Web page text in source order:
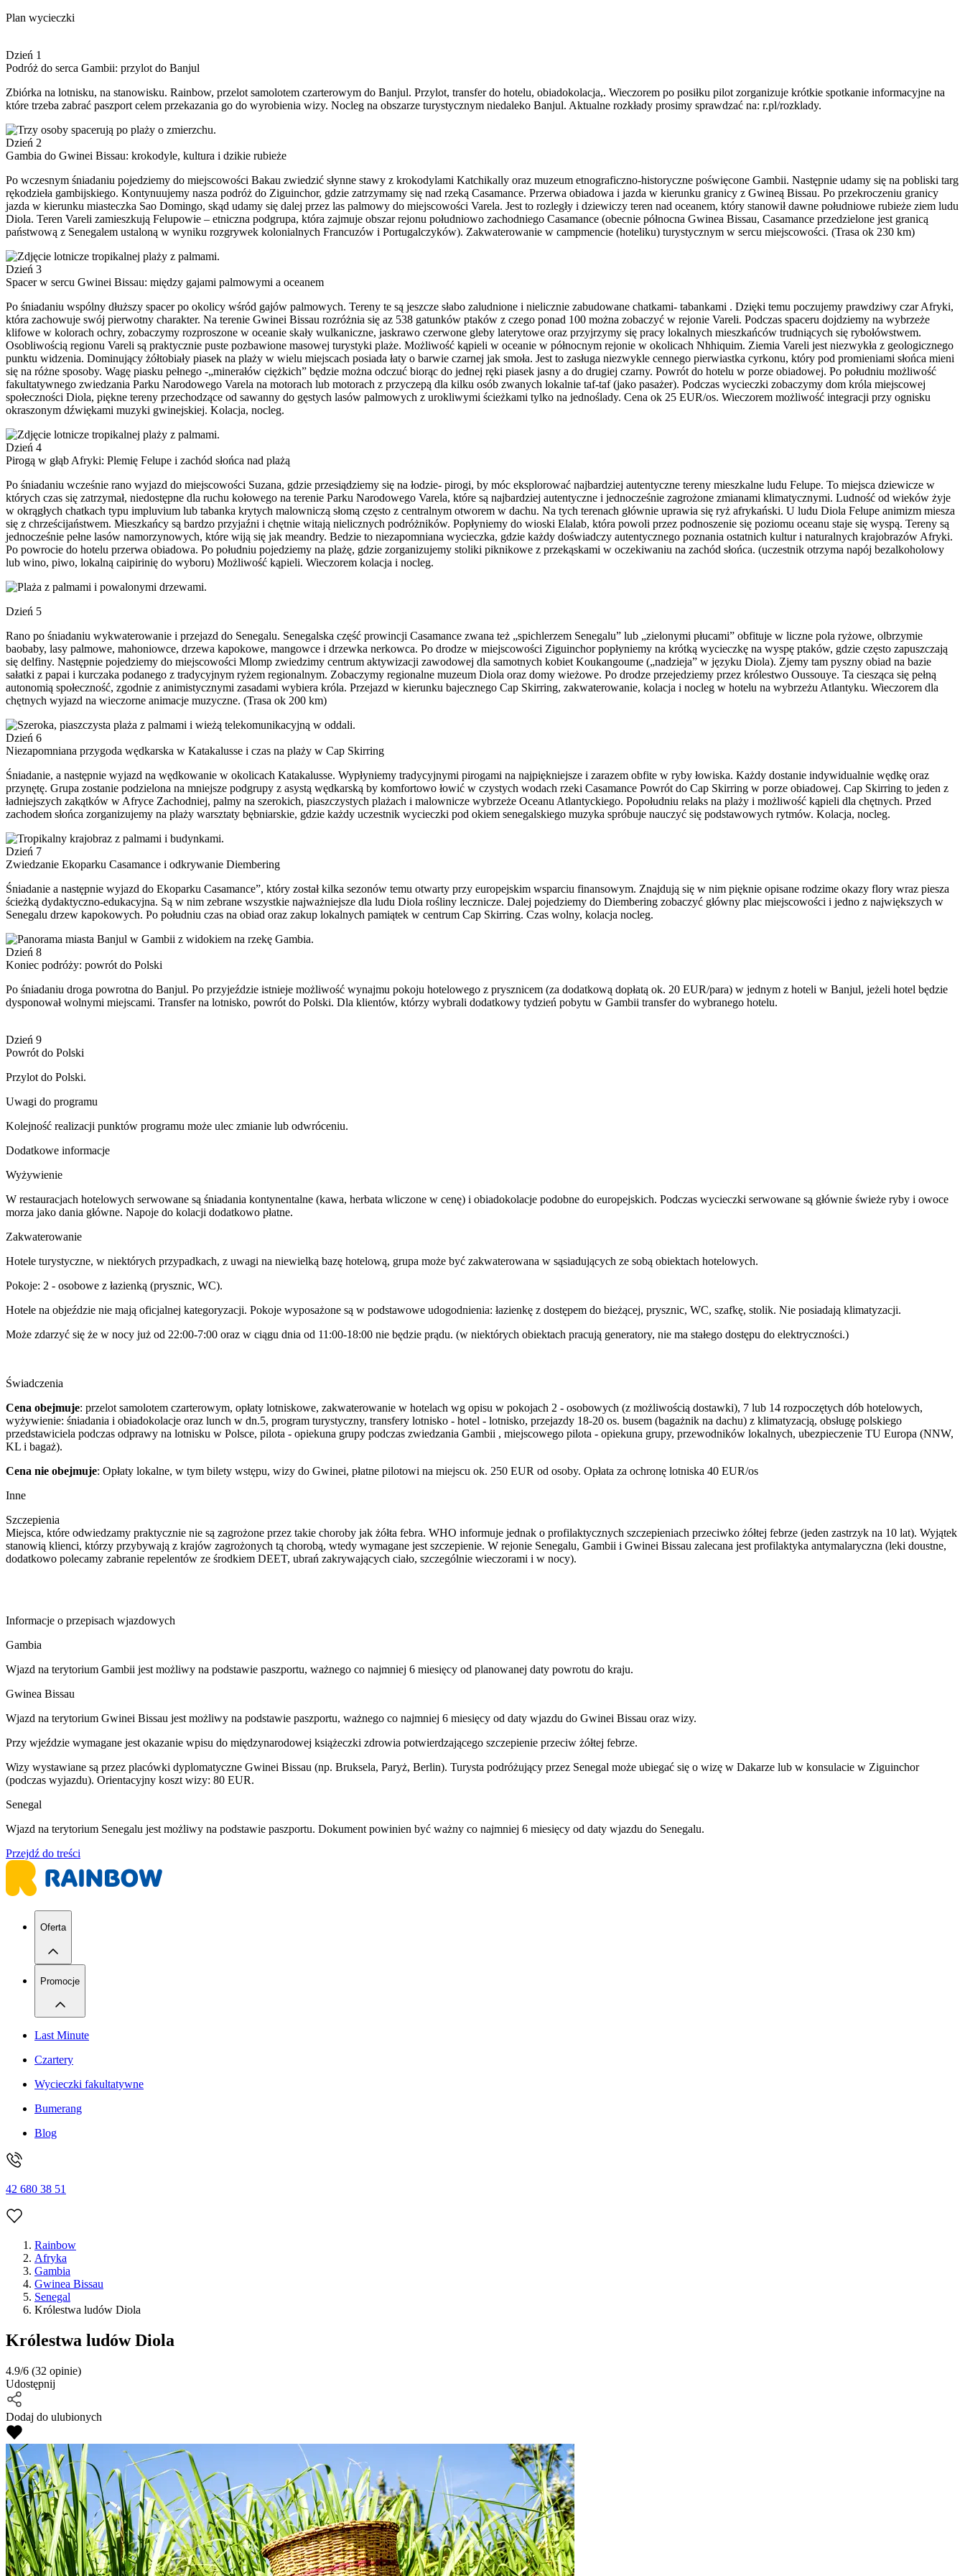
Plan wycieczki
Dzień 1
Podróż do serca Gambii: przylot do Banjul
Zbiórka na lotnisku, na stanowisku. Rainbow, przelot samolotem czarterowym do Banjul. Przylot, transfer do hotelu, obiadokolacja,. Wieczorem po posiłku pilot zorganizuje krótkie spotkanie informacyjne na
które trzeba zabrać paszport celem przekazania go do wyrobienia wizy. Nocleg na obszarze turystycznym niedaleko Banjul. Aktualne rozkłady prosimy sprawdzać na: r.pl/rozklady.
Dzień 2
Gambia do Gwinei Bissau: krokodyle, kultura i dzikie rubieże
Po wczesnym śniadaniu pojedziemy do miejscowości Bakau zwiedzić słynne stawy z krokodylami Katchikally oraz muzeum etnograficzno-historyczne poświęcone Gambii. Następnie udamy się na pobliski targ
rękodzieła gambijskiego. Kontynuujemy nasza podróż do Ziguinchor, gdzie zatrzymamy się nad rzeką Casamance. Przerwa obiadowa i jazda w kierunku granicy z Gwineą Bissau. Po przekroczeniu granicy
jazda w kierunku miasteczka Sao Domingo, skąd udamy się dalej przez las palmowy do miejscowości Varela. Jest to rozległy i dziewiczy teren nad oceanem, który stanowił dawne południowe rubieże ziem ludu
Diola. Teren Vareli zamieszkują Felupowie – etniczna podgrupa, która zajmuje obszar rejonu południowo zachodniego Casamance (obecnie północna Gwinea Bissau, Casamance przedzielone jest granicą
państwową z Senegalem ustaloną w wyniku rozgrywek kolonialnych Francuzów i Portugalczyków). Zakwaterowanie w campmencie (hoteliku) turystycznym w sercu miejscowości. (Trasa ok 230 km)
Dzień 3
Spacer w sercu Gwinei Bissau: między gajami palmowymi a oceanem
Po śniadaniu wspólny dłuższy spacer po okolicy wśród gajów palmowych. Tereny te są jeszcze słabo zaludnione i nielicznie zabudowane chatkami- tabankami . Dzięki temu poczujemy prawdziwy czar Afryki,
która zachowuje swój pierwotny charakter. Na terenie Gwinei Bissau rozróżnia się az 538 gatunków ptaków z czego ponad 100 można zobaczyć w rejonie Vareli. Podczas spaceru dojdziemy na wybrzeże
klifowe w kolorach ochry, zobaczymy rozproszone w oceanie skały wulkaniczne, jaskrawo czerwone gleby laterytowe oraz przyjrzymy się pracy lokalnych mieszkańców trudniących się rybołówstwem.
Osobliwością regionu Vareli są praktycznie puste pozbawione masowej turystyki plaże. Możliwość kąpieli w oceanie w północnym rejonie w okolicach Nhhiquim. Ziemia Vareli jest niezwykła z geologicznego
punktu widzenia. Dominujący żółtobiały piasek na plaży w wielu miejscach posiada łaty o barwie czarnej jak smoła. Jest to zasługa niezwykle cennego pierwiastka cyrkonu, który pod promieniami słońca mieni
się na różne sposoby. Wagę piasku pełnego -„minerałów ciężkich” będzie można odczuć biorąc do jednej ręki piasek jasny a do drugiej czarny. Powrót do hotelu w porze obiadowej. Po południu możliwość
fakultatywnego zwiedzania Parku Narodowego Varela na motorach lub motorach z przyczepą dla kilku osób zwanych lokalnie taf-taf (jako pasażer). Podczas wycieczki zobaczymy dom króla miejscowej
społeczności Diola, piękne tereny przechodzące od sawanny do gęstych lasów palmowych z urokliwymi ścieżkami tylko na jednoślady. Cena ok 25 EUR/os. Wieczorem możliwość integracji przy ognisku
okraszonym dźwiękami muzyki gwinejskiej. Kolacja, nocleg.
Dzień 4
Pirogą w głąb Afryki: Plemię Felupe i zachód słońca nad plażą
Po śniadaniu wcześnie rano wyjazd do miejscowości Suzana, gdzie przesiądziemy się na łodzie- pirogi, by móc eksplorować najbardziej autentyczne tereny mieszkalne ludu Felupe. To miejsca dziewicze w
których czas się zatrzymał, niedostępne dla ruchu kołowego na terenie Parku Narodowego Varela, które są najbardziej autentyczne i jednocześnie zagrożone zmianami klimatycznymi. Ludność od wieków żyje
w okrągłych chatkach typu impluvium lub tabanka krytych malowniczą słomą często z centralnym otworem w dachu. Na tych terenach głównie uprawia się ryż afrykański. U ludu Diola Felupe animizm miesza
się z chrześcijaństwem. Mieszkańcy są bardzo przyjaźni i chętnie witają nielicznych podróżników. Popłyniemy do wioski Elalab, która powoli przez podnoszenie się poziomu oceanu staje się wyspą. Tereny są
jednocześnie pełne lasów namorzynowych, które wiją się jak meandry. Bedzie to niezapomniana wycieczka, gdzie każdy doświadczy autentycznego poznania ostatnich kultur i naturalnych krajobrazów Afryki.
Po powrocie do hotelu przerwa obiadowa. Po południu pojedziemy na plażę, gdzie zorganizujemy stoliki piknikowe z przekąskami w oczekiwaniu na zachód słońca. (uczestnik otrzyma napój bezalkoholowy
lub wino, piwo, lokalną caipirinię do wyboru) Możliwość kąpieli. Wieczorem kolacja i nocleg.
Dzień 5
Rano po śniadaniu wykwaterowanie i przejazd do Senegalu. Senegalska część prowincji Casamance zwana też „spichlerzem Senegalu” lub „zielonymi płucami” obfituje w liczne pola ryżowe, olbrzymie
baobaby, lasy palmowe, mahoniowce, drzewa kapokowe, mangowce i drzewka nerkowca. Po drodze w miejscowości Ziguinchor popłyniemy na krótką wycieczkę na wyspę ptaków, gdzie często zapuszczają
się delfiny. Następnie pojedziemy do miejscowości Mlomp zwiedzimy centrum aktywizacji zawodowej dla samotnych kobiet Koukangoume („nadzieja” w języku Diola). Zjemy tam pyszny obiad na bazie
sałatki z papai i kurczaka podanego z tradycyjnym ryżem regionalnym. Zobaczymy regionalne muzeum Diola oraz domy wieżowe. Po drodze przejedziemy przez królestwo Oussouye. Ta ciesząca się pełną
autonomią społeczność, zgodnie z animistycznymi zasadami wybiera króla. Przejazd w kierunku bajecznego Cap Skirring, zakwaterowanie, kolacja i nocleg w hotelu na wybrzeżu Atlantyku. Wieczorem dla
chętnych wyjazd na wieczorne animacje muzyczne. (Trasa ok 200 km)
Dzień 6
Niezapomniana przygoda wędkarska w Katakalusse i czas na plaży w Cap Skirring
Śniadanie, a następnie wyjazd na wędkowanie w okolicach Katakalusse. Wypłyniemy tradycyjnymi pirogami na najpiękniejsze i zarazem obfite w ryby łowiska. Każdy dostanie indywidualnie wędkę oraz
przynętę. Grupa zostanie podzielona na mniejsze podgrupy z asystą wędkarską by komfortowo łowić w czystych wodach rzeki Casamance Powrót do Cap Skirring w porze obiadowej. Cap Skirring to jeden z
ładniejszych zakątków w Afryce Zachodniej, palmy na szerokich, piaszczystych plażach i malownicze wybrzeże Oceanu Atlantyckiego. Popołudniu relaks na plaży i możliwość kąpieli dla chętnych. Przed
zachodem słońca zorganizujemy na plaży warsztaty bębniarskie, gdzie każdy uczestnik wycieczki pod okiem senegalskiego muzyka spróbuje nauczyć się podstawowych rytmów. Kolacja, nocleg.
Dzień 7
Zwiedzanie Ekoparku Casamance i odkrywanie Diembering
Śniadanie a następnie wyjazd do Ekoparku Casamance”, który został kilka sezonów temu otwarty przy europejskim wsparciu finansowym. Znajdują się w nim pięknie opisane rodzime okazy flory wraz piesza
ścieżką dydaktyczno-edukacyjna. Są w nim zebrane wszystkie najważniejsze dla ludu Diola rośliny lecznicze. Dalej pojedziemy do Diembering zobaczyć główny plac miejscowości i jedno z największych w
Senegalu drzew kapokowych. Po południu czas na obiad oraz zakup lokalnych pamiątek w centrum Cap Skirring. Czas wolny, kolacja nocleg.
Dzień 8
Koniec podróży: powrót do Polski
Po śniadaniu droga powrotna do Banjul. Po przyjeździe istnieje możliwość wynajmu pokoju hotelowego z prysznicem (za dodatkową dopłatą ok. 20 EUR/para) w jednym z hoteli w Banjul, jeżeli hotel będzie
dysponował wolnymi miejscami. Transfer na lotnisko, powrót do Polski. Dla klientów, którzy wybrali dodatkowy tydzień pobytu w Gambii transfer do wybranego hotelu.
Dzień 9
Powrót do Polski
Przylot do Polski.
Uwagi do programu
Kolejność realizacji punktów programu może ulec zmianie lub odwróceniu.
Dodatkowe informacje
Wyżywienie
W restauracjach hotelowych serwowane są śniadania kontynentalne (kawa, herbata wliczone w cenę) i obiadokolacje podobne do europejskich. Podczas wycieczki serwowane są głównie świeże ryby i owoce
morza jako dania główne. Napoje do kolacji dodatkowo płatne.
Zakwaterowanie
Hotele turystyczne, w niektórych przypadkach, z uwagi na niewielką bazę hotelową, grupa może być zakwaterowana w sąsiadujących ze sobą obiektach hotelowych.
Pokoje: 2 - osobowe z łazienką (prysznic, WC).
Hotele na objeździe nie mają oficjalnej kategoryzacji. Pokoje wyposażone są w podstawowe udogodnienia: łazienkę z dostępem do bieżącej, prysznic, WC, szafkę, stolik. Nie posiadają klimatyzacji.
Może zdarzyć się że w nocy już od 22:00-7:00 oraz w ciągu dnia od 11:00-18:00 nie będzie prądu. (w niektórych obiektach pracują generatory, nie ma stałego dostępu do elektryczności.)
Świadczenia
Cena obejmuje: przelot samolotem czarterowym, opłaty lotniskowe, zakwaterowanie w hotelach wg opisu w pokojach 2 - osobowych (z możliwością dostawki), 7 lub 14 rozpoczętych dób hotelowych,
wyżywienie: śniadania i obiadokolacje oraz lunch w dn.5, program turystyczny, transfery lotnisko - hotel - lotnisko, przejazdy 18-20 os. busem (bagażnik na dachu) z klimatyzacją, obsługę polskiego
przedstawiciela podczas odprawy na lotnisku w Polsce, pilota - opiekuna grupy podczas zwiedzania Gambii , miejscowego pilota - opiekuna grupy, przewodników lokalnych, ubezpieczenie TU Europa (NNW,
KL i bagaż).
Cena nie obejmuje: Opłaty lokalne, w tym bilety wstępu, wizy do Gwinei, płatne pilotowi na miejscu ok. 250 EUR od osoby. Opłata za ochronę lotniska 40 EUR/os
Inne
Szczepienia
Miejsca, które odwiedzamy praktycznie nie są zagrożone przez takie choroby jak żółta febra. WHO informuje jednak o profilaktycznych szczepieniach przeciwko żółtej febrze (jeden zastrzyk na 10 lat). Wyjątek
stanowią klienci, którzy przybywają z krajów zagrożonych tą chorobą, wtedy wymagane jest szczepienie. W rejonie Senegalu, Gambii i Gwinei Bissau zalecana jest profilaktyka antymalaryczna (leki doustne,
dodatkowo polecamy zabranie repelentów ze środkiem DEET, ubrań zakrywających ciało, szczególnie wieczorami i w nocy).
Informacje o przepisach wjazdowych
Gambia
Wjazd na terytorium Gambii jest możliwy na podstawie paszportu, ważnego co najmniej 6 miesięcy od planowanej daty powrotu do kraju.
Gwinea Bissau
Wjazd na terytorium Gwinei Bissau jest możliwy na podstawie paszportu, ważnego co najmniej 6 miesięcy od daty wjazdu do Gwinei Bissau oraz wizy.
Przy wjeździe wymagane jest okazanie wpisu do międzynarodowej książeczki zdrowia potwierdzającego szczepienie przeciw żółtej febrze.
Wizy wystawiane są przez placówki dyplomatyczne Gwinei Bissau (np. Bruksela, Paryż, Berlin). Turysta podróżujący przez Senegal może ubiegać się o wizę w Dakarze lub w konsulacie w Ziguinchor
(podczas wyjazdu). Orientacyjny koszt wizy: 80 EUR.
Senegal
Wjazd na terytorium Senegalu jest możliwy na podstawie paszportu. Dokument powinien być ważny co najmniej 6 miesięcy od daty wjazdu do Senegalu.
Przejdź do treści
Oferta
Promocje
Last Minute
Czartery
Wycieczki fakultatywne
Bumerang
Blog
42 680 38 51
Rainbow
Afryka
Gambia
Gwinea Bissau
Senegal
Królestwa ludów Diola
Królestwa ludów Diola
4.9/6 (32 opinie)
Udostępnij
Dodaj do ulubionych